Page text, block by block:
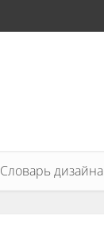
Словарь дизайна